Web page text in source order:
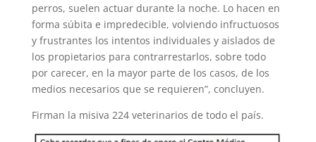
perros, suelen actuar durante la noche. Lo hacen en
forma súbita e impredecible, volviendo infructuosos
y frustrantes los intentos individuales y aislados de
los propietarios para contrarrestarlos, sobre todo
por carecer, en la mayor parte de los casos, de los
medios necesarios que se requieren”, concluyen.
Firman la misiva 224 veterinarios de todo el país.